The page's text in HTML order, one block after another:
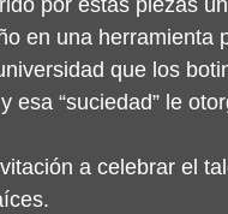
por estas piezas
en una herramienta
que los
esa “suciedad” le
a celebrar el